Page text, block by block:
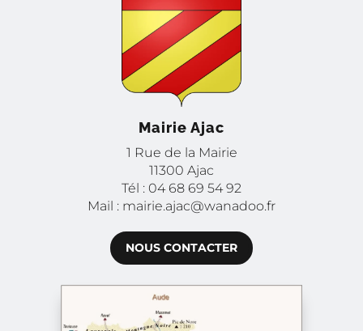
Mairie Ajac
1 Rue de la Mairie
11300 Ajac
Tél : 04 68 69 54 92
Mail : mairie.ajac@wanadoo.fr
NOUS CONTACTER